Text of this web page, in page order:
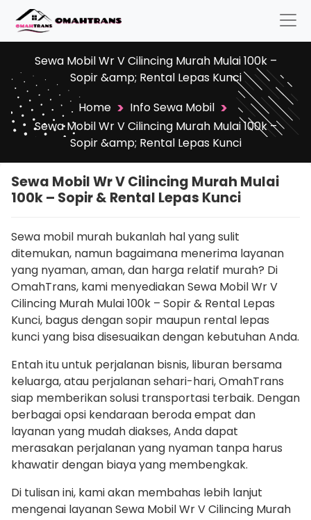
Sewa Mobil Wr V Cilincing Murah Mulai 100k –
Sopir &amp; Rental Lepas Kunci
Home > Info Sewa Mobil >
Sewa Mobil Wr V Cilincing Murah Mulai 100k –
Sopir &amp; Rental Lepas Kunci
Sewa Mobil Wr V Cilincing Murah Mulai
100k – Sopir & Rental Lepas Kunci
Sewa mobil murah bukanlah hal yang sulit
ditemukan, namun bagaimana menerima layanan
yang nyaman, aman, dan harga relatif murah? Di
OmahTrans, kami menyediakan Sewa Mobil Wr V
Cilincing Murah Mulai 100k – Sopir & Rental Lepas
Kunci, bagus dengan sopir maupun rental lepas
kunci yang bisa disesuaikan dengan kebutuhan Anda.
Entah itu untuk perjalanan bisnis, liburan bersama
keluarga, atau perjalanan sehari-hari, OmahTrans
siap memberikan solusi transportasi terbaik. Dengan
berbagai opsi kendaraan beroda empat dan
layanan yang mudah diakses, Anda dapat
merasakan perjalanan yang nyaman tanpa harus
khawatir dengan biaya yang membengkak.
Di tulisan ini, kami akan membahas lebih lanjut
mengenai layanan Sewa Mobil Wr V Cilincing Murah